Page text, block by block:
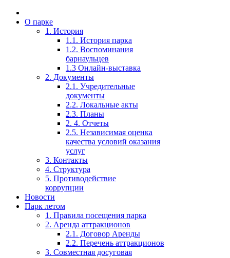
О парке
1. История
1.1. История парка
1.2. Воспоминания
барнаульцев
1.3 Онлайн-выставка
2. Документы
2.1. Учредительные
документы
2.2. Локальные акты
2.3. Планы
2. 4. Отчеты
2.5. Независимая оценка
качества условий оказания
услуг
3. Контакты
4. Структура
5. Противодействие
коррупции
Новости
Парк летом
1. Правила посещения парка
2. Аренда аттракционов
2.1. Договор Аренды
2.2. Перечень аттракционов
3. Совместная досуговая